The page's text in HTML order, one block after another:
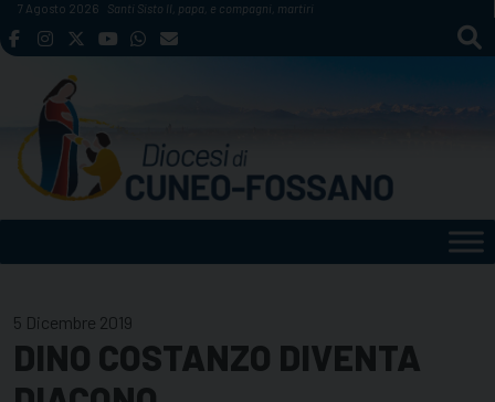
Skip
to
7 Agosto 2026 Santi Sisto II, papa, e compagni, martiri
5 Dicembre 2019
DINO COSTANZO DIVENTA